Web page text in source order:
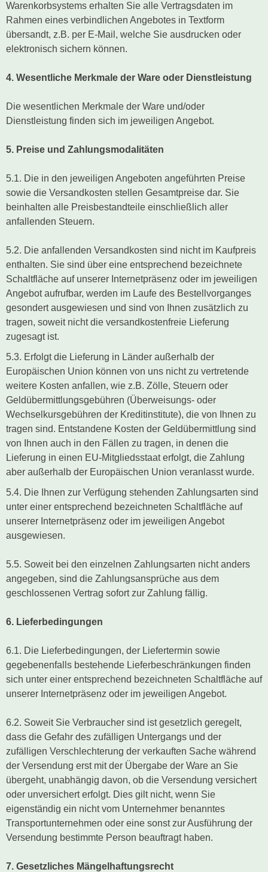
Warenkorbsystems erhalten Sie alle Vertragsdaten im
Rahmen eines verbindlichen Angebotes in Textform
übersandt, z.B. per E-Mail, welche Sie ausdrucken oder
elektronisch sichern können.
4. Wesentliche Merkmale der Ware oder Dienstleistung
Die wesentlichen Merkmale der Ware und/oder
Dienstleistung finden sich im jeweiligen Angebot.
5. Preise und Zahlungsmodalitäten
5.1. Die in den jeweiligen Angeboten angeführten Preise
sowie die Versandkosten stellen Gesamtpreise dar. Sie
beinhalten alle Preisbestandteile einschließlich aller
anfallenden Steuern.
5.2. Die anfallenden Versandkosten sind nicht im Kaufpreis
enthalten. Sie sind über eine entsprechend bezeichnete
Schaltfläche auf unserer Internetpräsenz oder im jeweiligen
Angebot aufrufbar, werden im Laufe des Bestellvorganges
gesondert ausgewiesen und sind von Ihnen zusätzlich zu
tragen, soweit nicht die versandkostenfreie Lieferung
zugesagt ist.
5.3. Erfolgt die Lieferung in Länder außerhalb der
Europäischen Union können von uns nicht zu vertretende
weitere Kosten anfallen, wie z.B. Zölle, Steuern oder
Geldübermittlungsgebühren (Überweisungs- oder
Wechselkursgebühren der Kreditinstitute), die von Ihnen zu
tragen sind. Entstandene Kosten der Geldübermittlung sind
von Ihnen auch in den Fällen zu tragen, in denen die
Lieferung in einen EU-Mitgliedsstaat erfolgt, die Zahlung
aber außerhalb der Europäischen Union veranlasst wurde.
5.4. Die Ihnen zur Verfügung stehenden Zahlungsarten sind
unter einer entsprechend bezeichneten Schaltfläche auf
unserer Internetpräsenz oder im jeweiligen Angebot
ausgewiesen.
5.5. Soweit bei den einzelnen Zahlungsarten nicht anders
angegeben, sind die Zahlungsansprüche aus dem
geschlossenen Vertrag sofort zur Zahlung fällig.
6. Lieferbedingungen
6.1. Die Lieferbedingungen, der Liefertermin sowie
gegebenenfalls bestehende Lieferbeschränkungen finden
sich unter einer entsprechend bezeichneten Schaltfläche auf
unserer Internetpräsenz oder im jeweiligen Angebot.
6.2. Soweit Sie Verbraucher sind ist gesetzlich geregelt,
dass die Gefahr des zufälligen Untergangs und der
zufälligen Verschlechterung der verkauften Sache während
der Versendung erst mit der Übergabe der Ware an Sie
übergeht, unabhängig davon, ob die Versendung versichert
oder unversichert erfolgt. Dies gilt nicht, wenn Sie
eigenständig ein nicht vom Unternehmer benanntes
Transportunternehmen oder eine sonst zur Ausführung der
Versendung bestimmte Person beauftragt haben.
7. Gesetzliches Mängelhaftungsrecht